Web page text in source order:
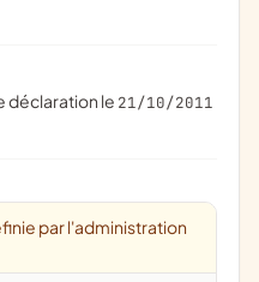
déclaration le 21/10/2011
par l'administration